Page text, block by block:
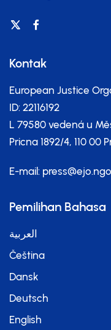
Kontak
European Justice
ID: 22116192
L 79580 vedená u
Pricna 1892/4, 110 00
E-mail: press@ejo.ngo
Pemilihan Bahasa
العربية
Čeština
Dansk
Deutsch
English